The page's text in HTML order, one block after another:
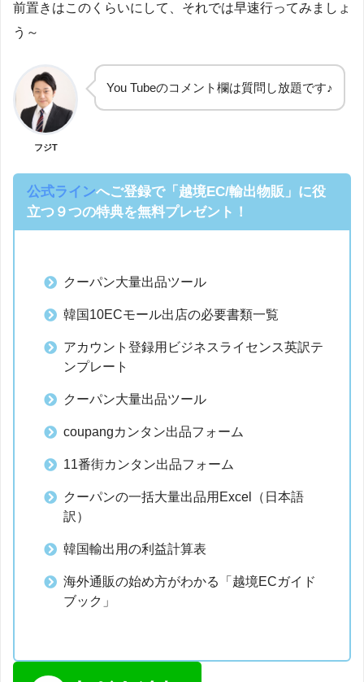
前置きはこのくらいにして、それでは早速行ってみましょ
う～
フジT
You Tubeのコメント欄は質問し放題です♪
公式ラインへご登録で「越境EC/輸出物販」に役
立つ９つの特典を無料プレゼント！
クーパン大量出品ツール
韓国10ECモール出店の必要書類一覧
アカウント登録用ビジネスライセンス英訳テ
ンプレート
クーパン大量出品ツール
coupangカンタン出品フォーム
11番街カンタン出品フォーム
クーパンの一括大量出品用Excel（日本語
訳）
韓国輸出用の利益計算表
海外通販の始め方がわかる「越境ECガイド
ブック」